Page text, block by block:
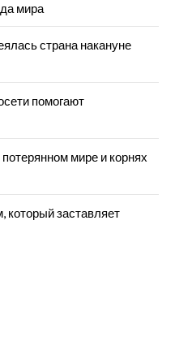
мира
страна накануне
помогают
мире и корнях
который заставляет